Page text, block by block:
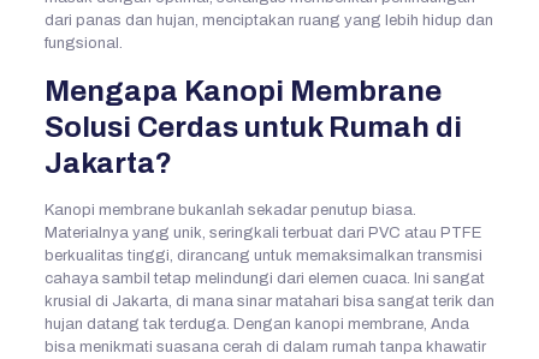
dari panas dan hujan, menciptakan ruang yang lebih hidup dan
fungsional.
Mengapa Kanopi Membrane
Solusi Cerdas untuk Rumah di
Jakarta?
Kanopi membrane bukanlah sekadar penutup biasa.
Materialnya yang unik, seringkali terbuat dari PVC atau PTFE
berkualitas tinggi, dirancang untuk memaksimalkan transmisi
cahaya sambil tetap melindungi dari elemen cuaca. Ini sangat
krusial di Jakarta, di mana sinar matahari bisa sangat terik dan
hujan datang tak terduga. Dengan kanopi membrane, Anda
bisa menikmati suasana cerah di dalam rumah tanpa khawatir